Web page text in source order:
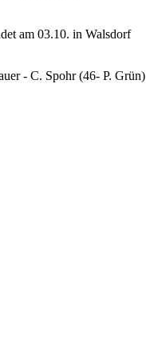
am 03.10. in Walsdorf
- C. Spohr (46- P. Grün)